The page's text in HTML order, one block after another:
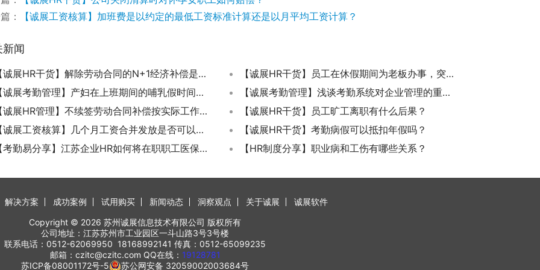
：
【诚展工资核算】加班费是以约定的最低工资标准计算还是以月平均工资计算？
新闻
【诚展HR干货】解除劳动合同的N+1经济补偿是劳动合同法规定的法定赔偿标准吗？
【诚展HR干货】员工在休假期间为老板办事，突发疾病身亡会认定工伤吗？
【诚展考勤管理】产妇在上班期间的哺乳假时间是和公司协商 还是每个交社保的人都有呢？
【诚展考勤管理】浅谈考勤系统对企业管理的重要性
【诚展HR管理】不续签劳动合同补偿按实际工作日计算还是按劳动合同计算 ?
【诚展HR干货】员工旷工离职有什么后果？
【诚展工资核算】几个月工资合并发放是否可以节省个人所得税？
【诚展HR干货】考勤病假可以抵扣年假吗？
【考勤易分享】江苏企业HR如何将在职职工医保转为退休？
【HR制度分享】职业病和工伤有哪些关系？
解决方案 成功案例 试用购买 新闻动态 洞察观点 关于诚展
诚展软件
Copyright © 2026 苏州诚展信息技术有限公司 版权所有
公司地址：江苏苏州市工业园区一斗山路3号3号楼
联系电话：0512-62069950 18168992141 传真：0512-65099235
邮箱：czitc@czitc.com QQ在线： 19128781
苏ICP备08001172号-5
苏公网安备 32059002003684号